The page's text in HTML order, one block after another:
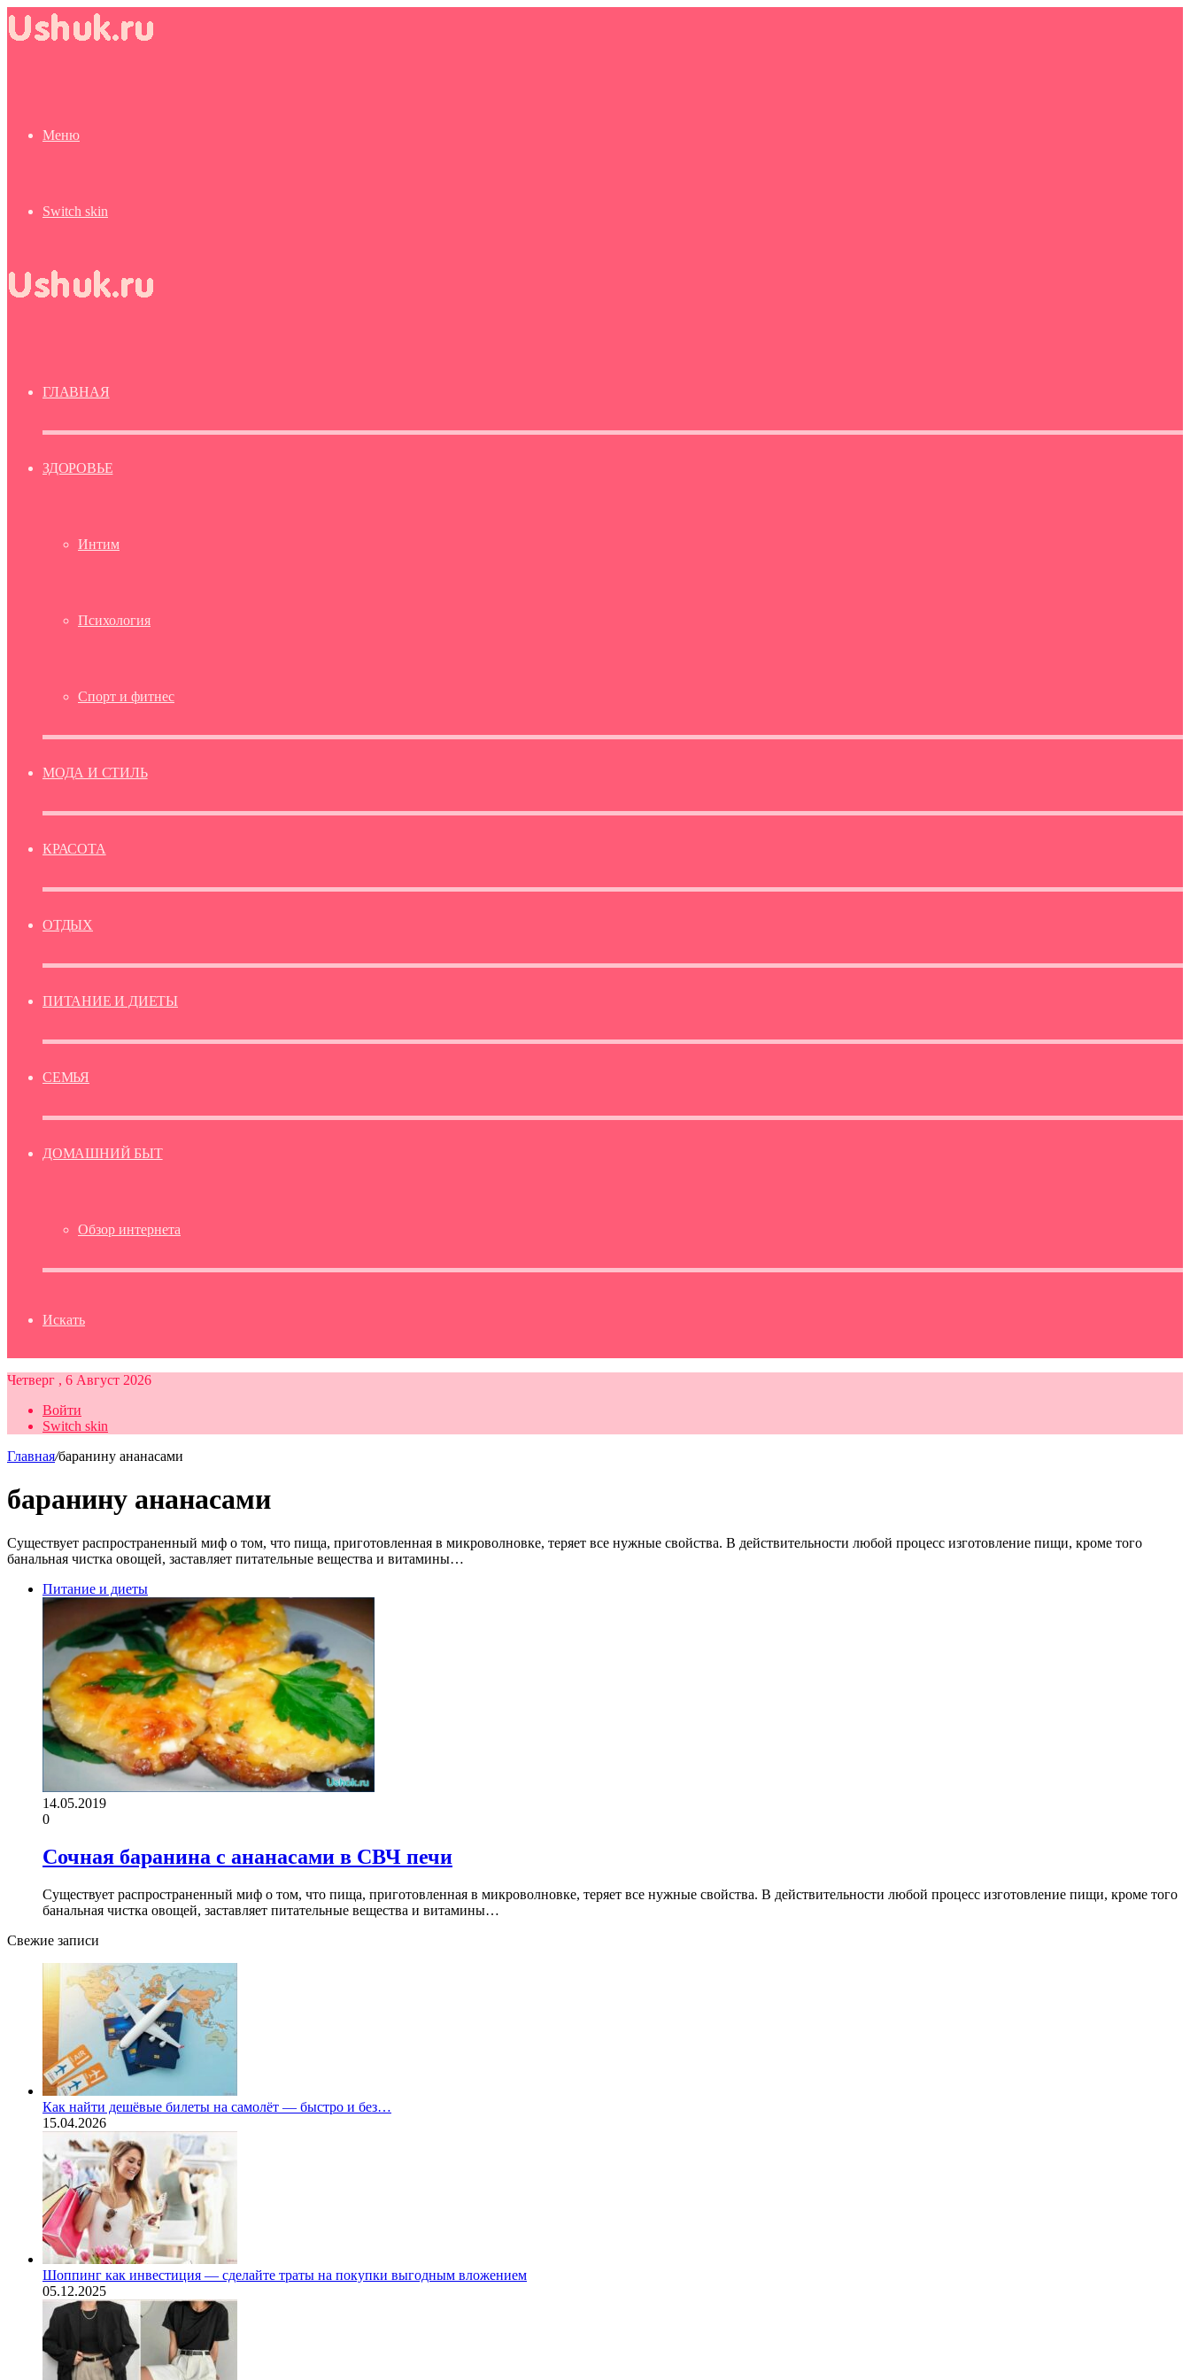
Меню
Switch skin
ГЛАВНАЯ
ЗДОРОВЬЕ
Интим
Психология
Спорт и фитнес
МОДА И СТИЛЬ
КРАСОТА
ОТДЫХ
ПИТАНИЕ И ДИЕТЫ
СЕМЬЯ
ДОМАШНИЙ БЫТ
Обзор интернета
Искать
Четверг , 6 Август 2026
Войти
Switch skin
Главная/баранину ананасами
баранину ананасами
Существует распространенный миф о том, что пища, приготовленная в микроволновке, теряет все нужные свойства. В действительности любой процесс изготовление пищи, кроме того
банальная чистка овощей, заставляет питательные вещества и витамины…
Питание и диеты
14.05.2019
0
Сочная баранина с ананасами в СВЧ печи
Существует распространенный миф о том, что пища, приготовленная в микроволновке, теряет все нужные свойства. В действительности любой процесс изготовление пищи, кроме того
банальная чистка овощей, заставляет питательные вещества и витамины…
Свежие записи
Как найти дешёвые билеты на самолёт — быстро и без…
15.04.2026
Шоппинг как инвестиция — сделайте траты на покупки выгодным вложением
05.12.2025